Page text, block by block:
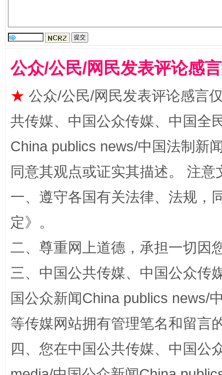
解纷+调解+退费，一次搞定
站台名比不上好声名
公众/公民/网民发表评论感
★ 公众/公民/网民发表评论感言
共传媒、中国公众传媒、中国全
China publics news/中国法制新
同意其观点或证实其描述。 注
一、遵守各国有关法律、法规，
定》。
二、尊重网上道德，承担一切因
三、中国公共传媒、中国公众传
国公众新闻China publics news/
等传媒网站拥有管理笔名和留言
四、您在中国公共传媒、中国公